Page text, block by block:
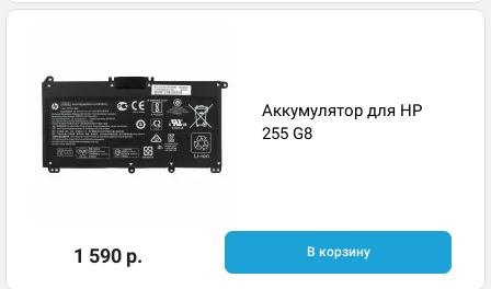
Аккумулятор для HP
255 G8
1 590 р. В корзину